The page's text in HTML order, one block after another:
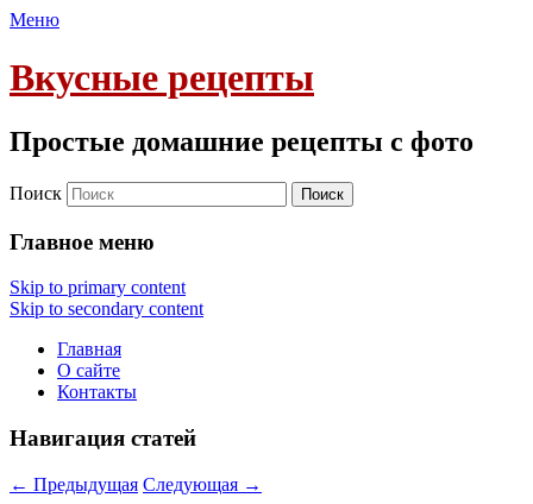
Меню
Вкусные рецепты
Простые домашние рецепты с фото
Поиск
Главное меню
Skip to primary content
Skip to secondary content
Главная
О сайте
Контакты
Навигация статей
← Предыдущая Следующая →